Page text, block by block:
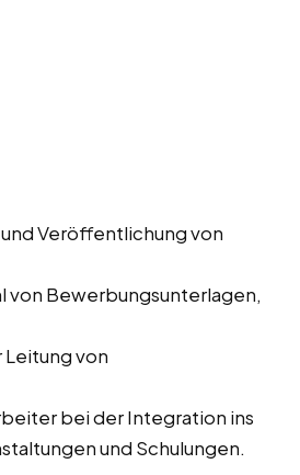
Veröffentlichung von
von Bewerbungsunterlagen,
Leitung von
bei der Integration ins
und Schulungen.